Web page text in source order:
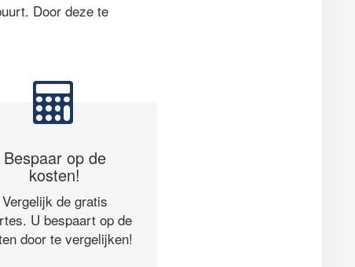
Door deze te
Bespaar op de
kosten!
Vergelijk de gratis
U bespaart op de
door te vergelijken!